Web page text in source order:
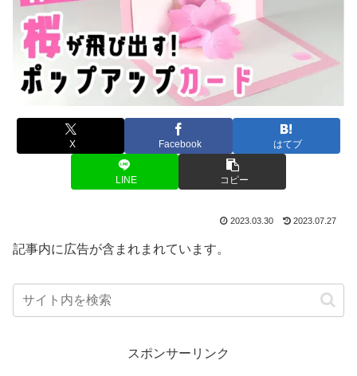
X Facebook はてブ
LINE コピー
2023.03.30 2023.07.27
記事内に広告が含まれまれています。
スポンサーリンク